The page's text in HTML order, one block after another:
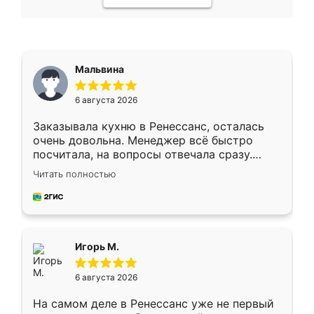
Мальвина
6 августа 2026
Заказывала кухню в Ренессанс, осталась
очень довольна. Менеджер всё быстро
посчитала, на вопросы отвечала сразу.
Замерщик приехал в субботу, подошёл к
делу со всей ответственностью. Собрали
за день, ребята работали аккуратно, даже
Читать полностью
Игорь М.
6 августа 2026
На самом деле в Ренессанс уже не первый